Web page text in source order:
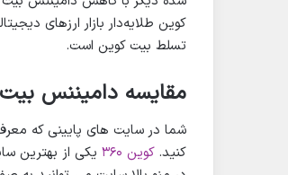
کوین طلایه‌دار بازار ارزهای
تسلط بیت کوین است.
مقایسه دامیننس بیت
شما در سایت های پایینی که
کنید.کوین ۳۶۰